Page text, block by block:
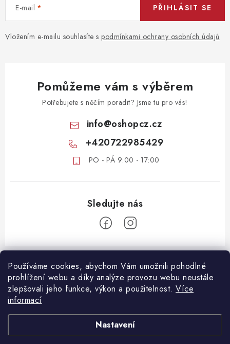
Používáme cookies, abychom Vám umožnili pohodlné
prohlížení webu a díky analýze provozu webu neustále
zlepšovali jeho funkce, výkon a použitelnost. Více
informací
Nastavení
E-mail
Vložením e-mailu souhlasíte s podmínkami ochrany osobních údajů
PŘIHLÁSIT SE
Pomůžeme vám s výběrem
Potřebujete s něčím poradit? Jsme tu pro vás!
info@oshopcz.cz
+420722985429
PO - PÁ 9:00 - 17:00
Z
ZÁKAZNICKÝ SERVIS
DOPRAVA A PLATBA
VRÁCENÍ ZBOŽÍ
REKLAMACE ZBOŽÍ
DŮLEŽITÉ DOKUMENTY